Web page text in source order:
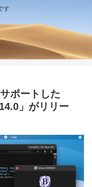
す
ポートした
」がリリー